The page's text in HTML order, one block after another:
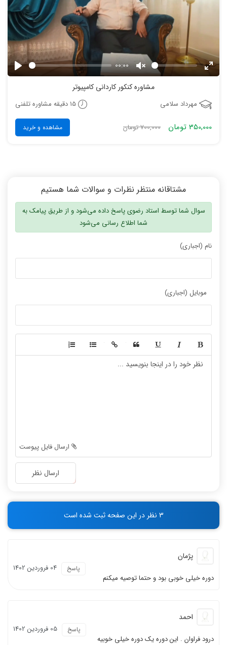
Play
00:00
Unmute
Enter
مشاوره کنکور کاردانی کامپیوتر
مهرداد سلامی
350,000 تومان 700,000 تومان مشاهده و خرید
مشتاقانه منتظر نظرات و سوالات شما هستیم
سوال شما توسط استاد رضوی پاسخ داده می‌شود و از طریق پیامک به
شما اطلاع رسانی می‌شود
نام (اجباری)
موبایل (اجباری)
-
-
-
-
-
-
ارسال نظر
3 نظر در این صفحه ثبت شده است
پژمان
04 فروردين 1402 پاسخ
دوره خیلی خوبی بود و حتما توصیه ميکنم
احمد
05 فروردين 1402 پاسخ
درود فراوان . اين دوره يك دوره خيلي خوبيه